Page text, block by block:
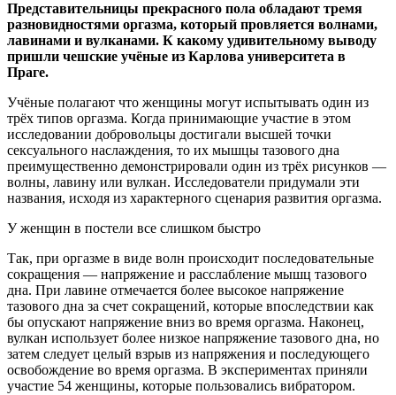
Представительницы прекрасного пола обладают тремя
разновидностями оргазма, который провляется волнами,
лавинами и вулканами. К какому удивительному выводу
пришли чешские учёные из Карлова университета в
Праге.
Учёные полагают что женщины могут испытывать один из
трёх типов оргазма. Когда принимающие участие в этом
исследовании добровольцы достигали высшей точки
сексуального наслаждения, то их мышцы тазового дна
преимущественно демонстрировали один из трёх рисунков —
волны, лавину или вулкан. Исследователи придумали эти
названия, исходя из характерного сценария развития оргазма.
У женщин в постели все слишком быстро
Так, при оргазме в виде волн происходит последовательные
сокращения — напряжение и расслабление мышц тазового
дна. При лавине отмечается более высокое напряжение
тазового дна за счет сокращений, которые впоследствии как
бы опускают напряжение вниз во время оргазма. Наконец,
вулкан использует более низкое напряжение тазового дна, но
затем следует целый взрыв из напряжения и последующего
освобождение во время оргазма. В экспериментах приняли
участие 54 женщины, которые пользовались вибратором.